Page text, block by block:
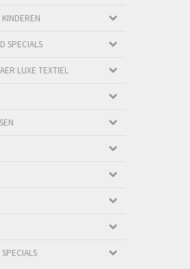
SPECIALS
LUXE TEXTIEL